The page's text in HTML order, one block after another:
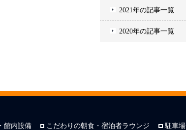
2021年の記事一覧
2020年の記事一覧
館内設備 こだわりの朝食・宿泊者ラウンジ 駐車場